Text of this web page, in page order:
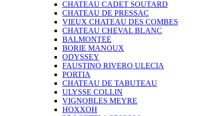
CHATEAU CADET SOUTARD
CHATEAU DE PRESSAC
VIEUX CHATEAU DES COMBES
CHATEAU CHEVAL BLANC
BALMONTEE
BORIE MANOUX
ODYSSEY
FAUSTINO RIVERO ULECIA
PORTIA
CHATEAU DE TABUTEAU
ULYSSE COLLIN
VIGNOBLES MEYRE
HOXXOH